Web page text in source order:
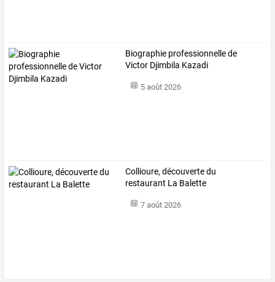
Biographie professionnelle de
Victor Djimbila Kazadi
5 août 2026
Collioure, découverte du
restaurant La Balette
7 août 2026